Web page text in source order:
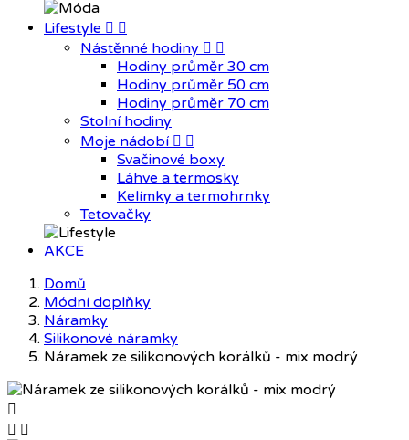
Lifestyle  
Nástěnné hodiny  
Hodiny průměr 30 cm
Hodiny průměr 50 cm
Hodiny průměr 70 cm
Stolní hodiny
Moje nádobí  
Svačinové boxy
Láhve a termosky
Kelímky a termohrnky
Tetovačky
AKCE
Domů
Módní doplňky
Náramky
Silikonové náramky
Náramek ze silikonových korálků - mix modrý

 